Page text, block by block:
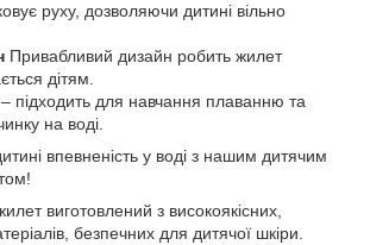
руху, дозволяючи дитині вільно
Привабливий дизайн робить жилет
дітям.
– підходить для навчання плаванню та
на воді.
впевненість у воді з нашим дитячим
виготовлений з високоякісних,
безпечних для дитячої шкіри.